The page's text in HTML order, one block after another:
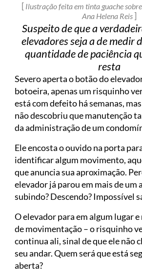
[ Ilustração feita em tinta guache
Ana Helena Reis ]
Suspeito de que a
elevadores seja a de medir
quantidade de paciência
resta
Severo aperta o botão do
botoeira, apenas um risquinho
está com defeito há semanas,
não descobriu que manutenção
da administração de um
Ele encosta o ouvido na porta
identificar algum movimento,
que anuncia sua aproximação.
elevador já parou em mais de um
subindo? Descendo? Impossível
O elevador para em algum lugar
de movimentação – o risquinho
continua ali, sinal de que ele não
seu andar. Quem será que está
aberta?